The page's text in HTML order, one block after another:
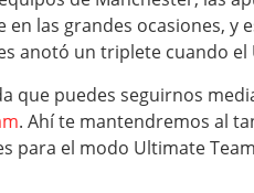
en las grandes ocasiones, y
anotó un triplete cuando el
que puedes seguirnos
. Ahí te mantendremos al
para el modo Ultimate